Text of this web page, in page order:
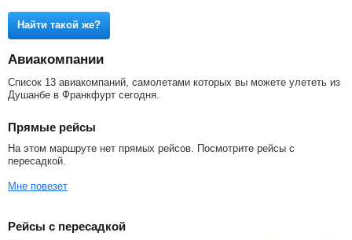
Найти такой же?
Авиакомпании
Список 13 авиакомпаний, самолетами которых вы можете улететь из
Душанбе в Франкфурт сегодня.
Прямые рейсы
На этом маршруте нет прямых рейсов. Посмотрите рейсы с
пересадкой.
Мне повезет
Рейсы с пересадкой